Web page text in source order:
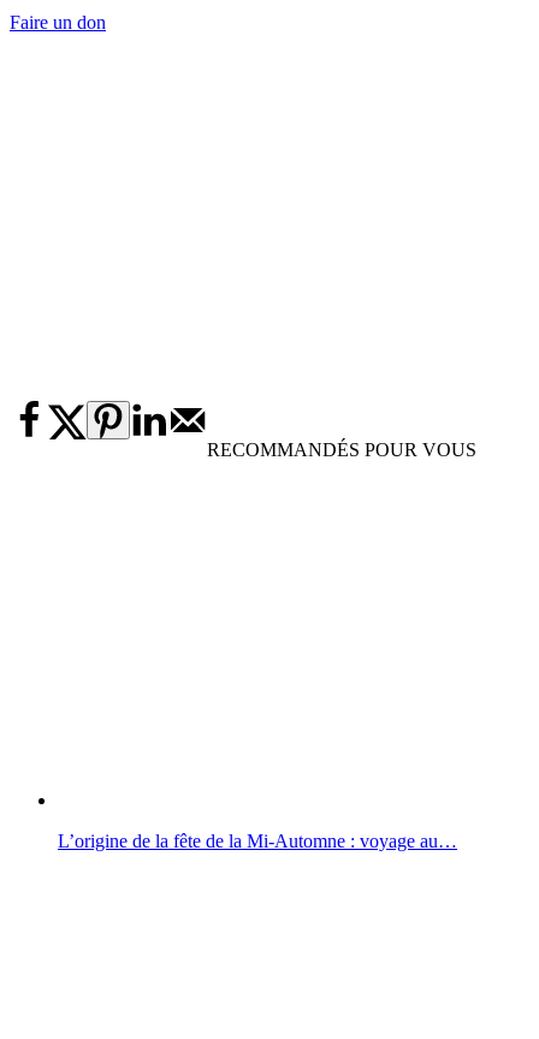
Faire un don
RECOMMANDÉS POUR VOUS
L’origine de la fête de la Mi-Automne : voyage au…